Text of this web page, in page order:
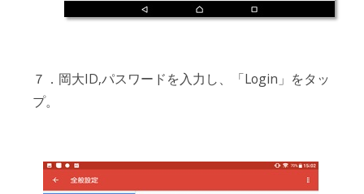
７．岡大ID,パスワードを入力し、「Login」をタッ
プ